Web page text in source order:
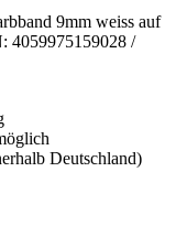
9mm weiss auf
4059975159028 /
Deutschland)